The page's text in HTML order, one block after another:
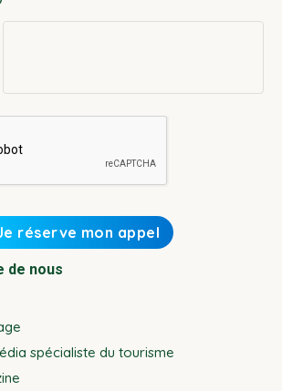
de nous
spécialiste du tourisme